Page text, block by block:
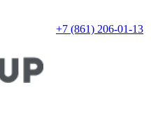
+7 (861) 206-01-13